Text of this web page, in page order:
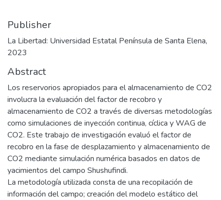
Publisher
La Libertad: Universidad Estatal Península de Santa Elena,
2023
Abstract
Los reservorios apropiados para el almacenamiento de CO2
involucra la evaluación del factor de recobro y
almacenamiento de CO2 a través de diversas metodologías
como simulaciones de inyección continua, cíclica y WAG de
CO2. Este trabajo de investigación evaluó el factor de
recobro en la fase de desplazamiento y almacenamiento de
CO2 mediante simulación numérica basados en datos de
yacimientos del campo Shushufindi.
La metodología utilizada consta de una recopilación de
información del campo; creación del modelo estático del